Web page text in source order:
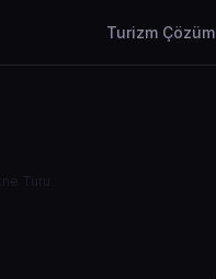
Turizm
Turu